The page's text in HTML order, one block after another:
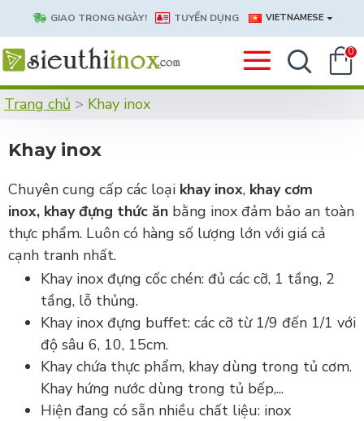
GIAO TRONG NGÀY! TUYỂN DỤNG VIETNAMESE
0
Trang chủ Khay inox
Khay inox
Chuyên cung cấp các loại khay inox, khay cơm
inox, khay đựng thức ăn bằng inox đảm bảo an toàn
thực phẩm. Luôn có hàng số lượng lớn với giá cả
cạnh tranh nhất.
Khay inox đựng cốc chén: đủ các cỡ, 1 tầng, 2
tầng, lỗ thủng.
Khay inox đựng buffet: các cỡ từ 1/9 đến 1/1 với
độ sâu 6, 10, 15cm.
Khay chứa thực phẩm, khay dùng trong tủ cơm.
Khay hứng nước dùng trong tủ bếp,...
Hiện đang có sẵn nhiều chất liệu: inox